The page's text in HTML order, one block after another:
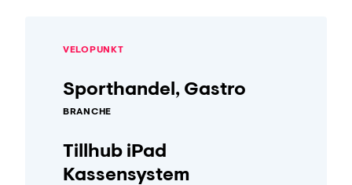
VELOPUNKT
Sporthandel, Gastro
BRANCHE
Tillhub iPad
Kassensystem